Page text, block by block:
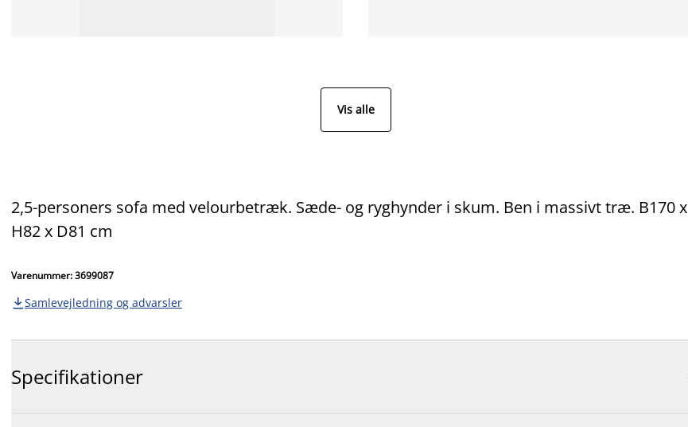
Vis alle
2,5-personers sofa med velourbetræk. Sæde- og ryghynder i skum. Ben i massivt træ. B170 x
H82 x D81 cm
Varenummer: 3699087
 Samlevejledning og advarsler
Specifikationer